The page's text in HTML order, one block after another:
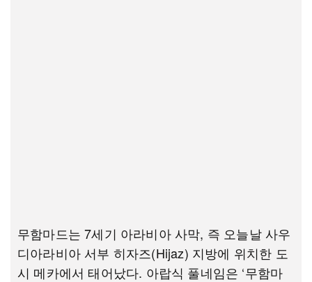
무함마드는 7세기 아라비아 사막, 즉 오늘날 사우
디아라비아 서부 히자즈(Hijaz) 지방에 위치한 도
시 메카에서 태어났다. 아랍식 풀네임은 ‘무함마